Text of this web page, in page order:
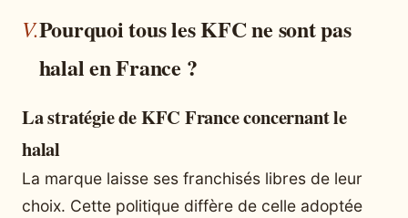
Pourquoi tous les KFC ne sont pas
halal en France ?
La stratégie de KFC France concernant le
halal
La marque laisse ses franchisés libres de leur
choix. Cette politique diffère de celle adoptée